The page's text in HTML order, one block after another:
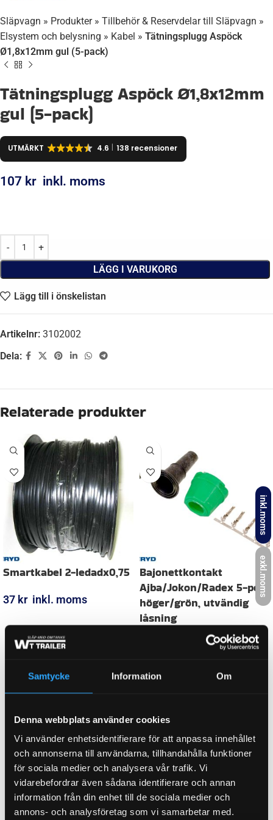
Samtycke Information Om
Denna webbplats använder cookies
Vi använder enhetsidentifierare för att anpassa innehållet
och annonserna till användarna, tillhandahålla funktioner
för sociala medier och analysera vår trafik. Vi
vidarebefordrar även sådana identifierare och annan
information från din enhet till de sociala medier och
annons- och analysföretag som vi samarbetar med.
inkl.moms
exkl.moms
Släpvagn » Produkter» Tillbehör & Reservdelar till Släpvagn »
Elsystem och belysning » Kabel » Tätningsplugg Aspöck
Ø1,8x12mm gul (5-pack)
Tätningsplugg Aspöck Ø1,8x12mm
gul (5-pack)
UTMÄRKT 4.6 138 recensioner
107 kr inkl. moms
LÄGG I VARUKORG
Lägg till i önskelistan
Artikelnr: 3102002
Dela:
Beskrivning
BREDD 12,00 mm
DIAMETER, YTTER 1,80 mm
ASPÖCK
WEIGHT 0,009 kg
Ytterligare information
Recensioner (0)
Relaterade produkter